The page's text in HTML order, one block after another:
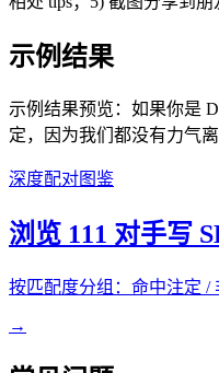
示例结果
示例结果预览：如果你是
定，因为我们都没有力气离
深度配对图鉴
浏览 111 对手写
按匹配度分组：命中注定 /
→